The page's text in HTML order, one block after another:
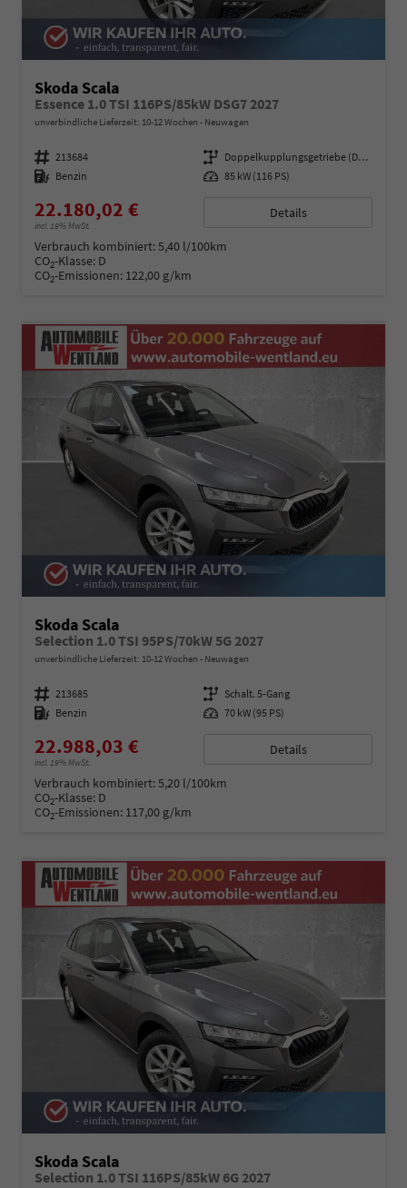
Skoda Scala
Essence 1.0 TSI 116PS/85kW DSG7 2027
unverbindliche Lieferzeit: 10-12 Wochen Neuwagen
Fahrzeugnummer 213684 Getriebe
Doppelkupplungsgetriebe (DSG)
Kraftstoff Benzin Leistung 85 kW (116 PS)
22.180,02 €
incl. 19% MwSt.
Details
Verbrauch kombiniert:5,40 l/100km
CO2-Klasse: D
CO2-Emissionen: 122,00 g/km
Skoda Scala
Selection 1.0 TSI 95PS/70kW 5G 2027
unverbindliche Lieferzeit: 10-12 Wochen Neuwagen
Fahrzeugnummer 213685 Getriebe Schalt. 5-Gang
Kraftstoff Benzin Leistung 70 kW (95 PS)
22.988,03 €
incl. 19% MwSt.
Details
Verbrauch kombiniert:5,20 l/100km
CO2-Klasse: D
CO2-Emissionen: 117,00 g/km
Skoda Scala
Selection 1.0 TSI 116PS/85kW 6G 2027